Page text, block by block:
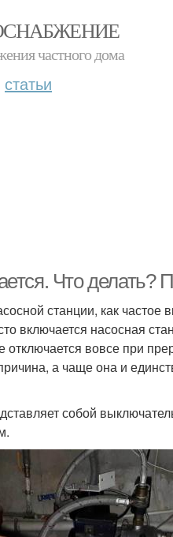
частного дома
статьи
Что делать?
станции, как
включается насосная
отключается вовсе при
а чаще она и
собой